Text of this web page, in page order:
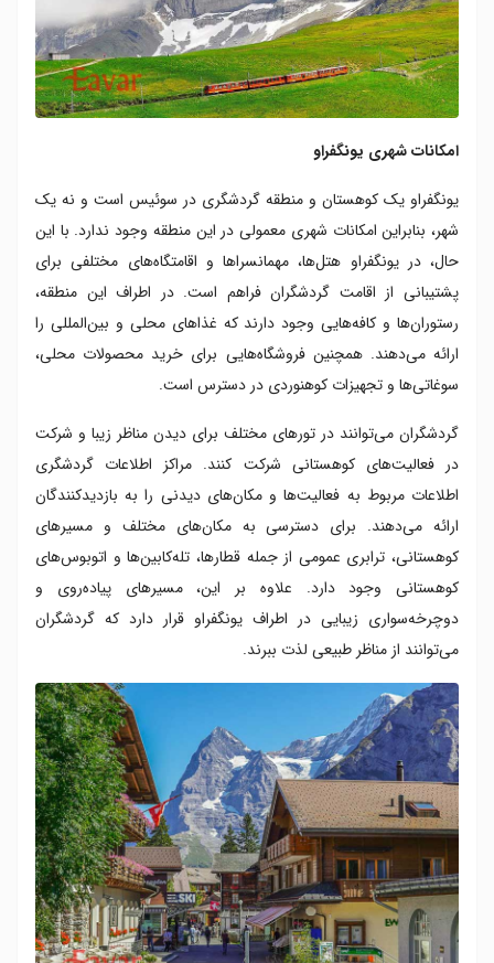
امکانات شهری یونگفراو
یونگفراو یک کوهستان و منطقه گردشگری در سوئیس است و نه یک
شهر، بنابراین امکانات شهری معمولی در این منطقه وجود ندارد. با این
حال، در یونگفراو هتل‌ها، مهمانسراها و اقامتگاه‌های مختلفی برای
پشتیبانی از اقامت گردشگران فراهم است. در اطراف این منطقه،
رستوران‌ها و کافه‌هایی وجود دارند که غذاهای محلی و بین‌المللی را
ارائه می‌دهند. همچنین فروشگاه‌هایی برای خرید محصولات محلی،
سوغاتی‌ها و تجهیزات کوهنوردی در دسترس است.
گردشگران می‌توانند در تورهای مختلف برای دیدن مناظر زیبا و شرکت
در فعالیت‌های کوهستانی شرکت کنند. مراکز اطلاعات گردشگری
اطلاعات مربوط به فعالیت‌ها و مکان‌های دیدنی را به بازدیدکنندگان
ارائه می‌دهند. برای دسترسی به مکان‌های مختلف و مسیرهای
کوهستانی، ترابری عمومی از جمله قطارها، تله‌کابین‌ها و اتوبوس‌های
کوهستانی وجود دارد. علاوه بر این، مسیرهای پیاده‌روی و
دوچرخه‌سواری زیبایی در اطراف یونگفراو قرار دارد که گردشگران
می‌توانند از مناظر طبیعی لذت ببرند.